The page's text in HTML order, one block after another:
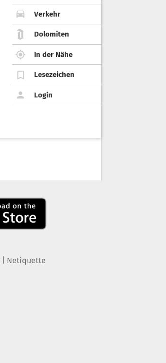
Verkehr
Dolomiten
In der Nähe
Lesezeichen
Login
Netiquette